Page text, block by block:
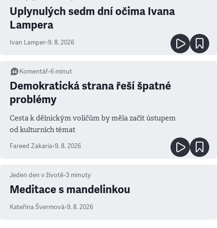
Uplynulých sedm dní očima Ivana
Lampera
Ivan Lamper•9. 8. 2026
Komentář•6 minut
Demokratická strana řeší špatné
problémy
Cesta k dělnickým voličům by měla začít ústupem
od kulturních témat
Fareed Zakaria•9. 8. 2026
Jeden den v životě•3 minuty
Meditace s mandelinkou
Kateřina Švermová•9. 8. 2026